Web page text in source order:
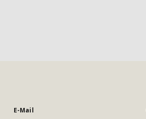
E-Mail